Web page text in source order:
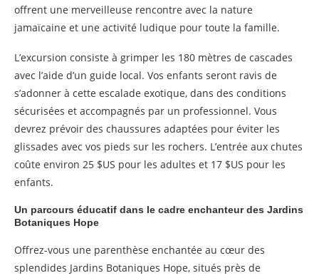
offrent une merveilleuse rencontre avec la nature
jamaïcaine et une activité ludique pour toute la famille.
L’excursion consiste à grimper les 180 mètres de cascades
avec l’aide d’un guide local. Vos enfants seront ravis de
s’adonner à cette escalade exotique, dans des conditions
sécurisées et accompagnés par un professionnel. Vous
devrez prévoir des chaussures adaptées pour éviter les
glissades avec vos pieds sur les rochers. L’entrée aux chutes
coûte environ 25 $US pour les adultes et 17 $US pour les
enfants.
Un parcours éducatif dans le cadre enchanteur des Jardins
Botaniques Hope
Offrez-vous une parenthèse enchantée au cœur des
splendides Jardins Botaniques Hope, situés près de